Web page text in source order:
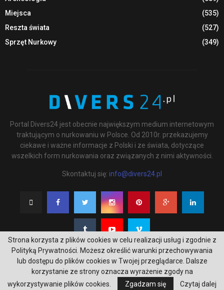
Miejsca
(535)
Reszta świata
(527)
Sprzęt Nurkowy
(349)
Portal Divers24 jest obecnie największym medium internetowym
traktującym o nurkowaniu w Polsce. Od 2010r. przekazujemy
ciekawe i ważne informacje z Polski i ze świata, dotyczące
wszelkich form nurkowania oraz związanych z nimi aktywności.
Skontaktuj się: info@divers24.pl
@2020 - underwatermedia.pl. All Right Reserved. Designed and Developed by
Tworzenie stron internetowych Gdańsk
Strona korzysta z plików cookies w celu realizacji usług i zgodnie z
Polityką Prywatności. Możesz określić warunki przechowywania
lub dostępu do plików cookies w Twojej przeglądarce. Dalsze
korzystanie ze strony oznacza wyrażenie zgody na
wykorzystywanie plików cookies.
Zgadzam się Czytaj dalej